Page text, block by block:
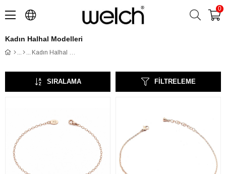
0
Kadın Halhal Modelleri
Kadın Halhal Modelleri
FILTRELEME
SIRALAMA